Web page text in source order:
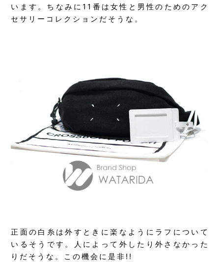
います。ちなみに11番は女性と男性のためのアク
セサリーコレクションだそうな。
正面の白糸は外すときに楽なようにラフについて
いるそうです。人によって外したり外さなかった
りだそうな。この機会に是非!!